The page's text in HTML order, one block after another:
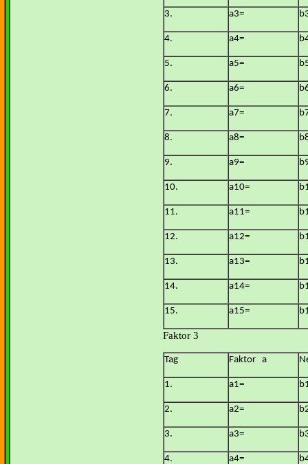
3. a3=
4. a4=
5. a5=
6. a6=
7. a7=
8. a8=
9. a9=
10. a10=
11. a11=
12. a12=
13. a13=
14. a14=
15. a15=
Faktor 3
Tag Faktor a
1. a1=
2. a2=
3. a3=
4. a4=